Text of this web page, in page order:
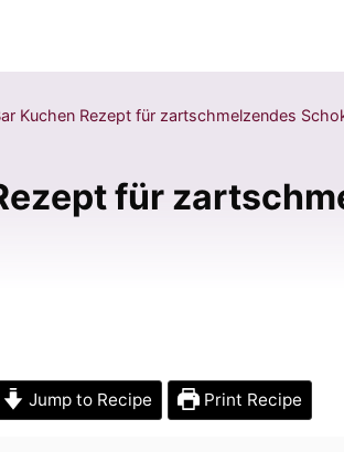
Kuchen Rezept für zartschmelzendes
für
Jump to Recipe Print Recipe